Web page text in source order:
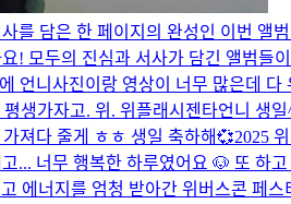
를 담은 한 페이지의 완성인 이번
! 모두의 진심과 서사가 담긴 앨범들
언니사진이랑 영상이 너무 많은데
생가자고. 위. 위플래시 젠타언니 생
져다 줄게 ㅎㅎ 생일 축하해💞2025
... 너무 행복한 하루였어요 🐶 또
에너지를 엄청 받아간 위버스콘 페